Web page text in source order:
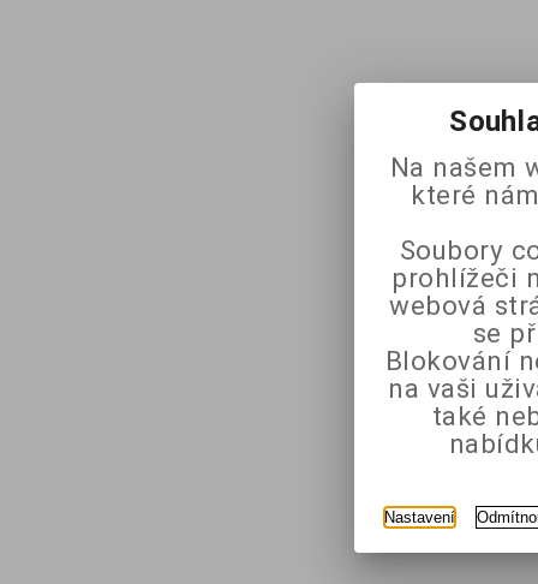
Na našem
které
Soubory
prohlížeči
webová
se
Blokování
na vaši
také
Nastavení